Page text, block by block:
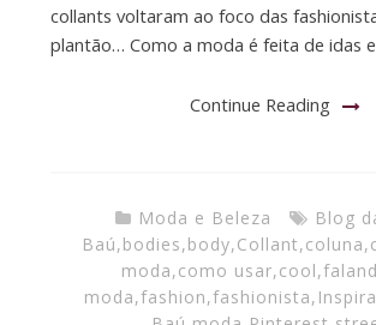
collants voltaram ao foco das
plantão… Como a moda é feita de idas
Continue Reading
Moda e Beleza
Blog
Baú,bodies,body,Collant,coluna,
moda,como usar,cool,
moda,fashion,fashionista,